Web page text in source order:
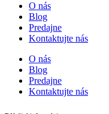
O nás
Blog
Predajne
Kontaktujte nás
O nás
Blog
Predajne
Kontaktujte nás